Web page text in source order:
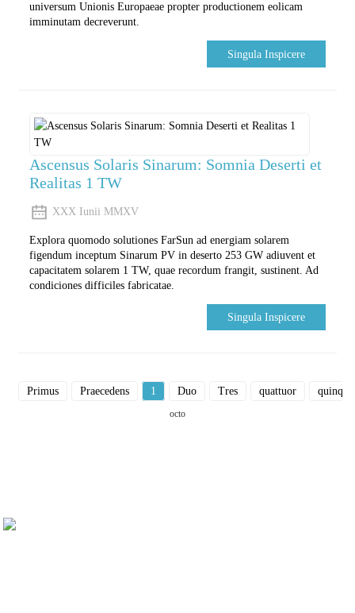
universum Unionis Europaeae propter productionem eolicam
imminutam decreverunt.
Singula Inspicere
Ascensus Solaris Sinarum: Somnia Deserti et
Realitas 1 TW
XXX Iunii MMXV
Explora quomodo solutiones FarSun ad energiam solarem
figendum inceptum Sinarum PV in deserto 253 GW adiuvent et
capacitatem solarem 1 TW, quae recordum frangit, sustinent. Ad
condiciones difficiles fabricatae.
Singula Inspicere
Primus Praecedens 1 Duo Tres quattuor quinque
octo